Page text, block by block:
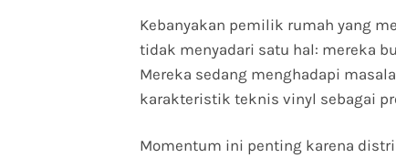
Kebanyakan pemilik rumah yang
tidak menyadari satu hal: mereka
Mereka sedang menghadapi
karakteristik teknis vinyl sebagai
Momentum ini penting karena